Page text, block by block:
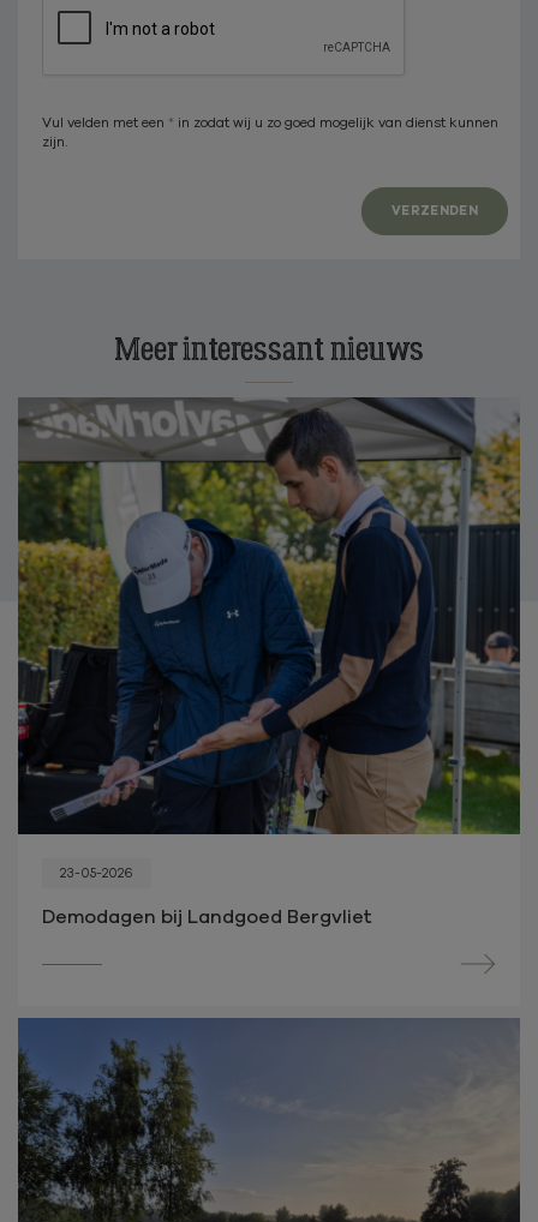
Vul velden met een * in zodat wij u zo goed mogelijk van dienst kunnen
zijn.
VERZENDEN
Meer interessant nieuws
23-05-2026
Demodagen bij Landgoed Bergvliet